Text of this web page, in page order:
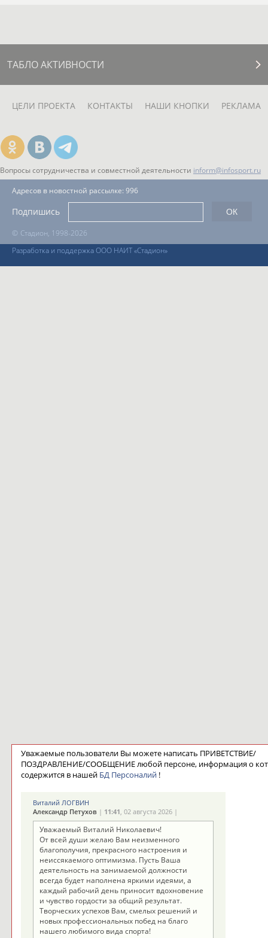
ТАБЛО АКТИВНОСТИ
ЦЕЛИ ПРОЕКТА КОНТАКТЫ НАШИ КНОПКИ РЕКЛАМА
Вопросы сотрудничества и совместной деятельности inform@infosport.ru
© Стадион, 1998-2026
Разработка и поддержка ООО НАИТ «Стадион»
Адресов в новостной рассылке: 996
Подпишись
Уважаемые пользователи Вы можете написать ПРИВЕТСТВИЕ/
ПОЗДРАВЛЕНИЕ/СООБЩЕНИЕ любой персоне, информация о
содержится в нашей БД Персоналий!
Виталий ЛОГВИН
Александр Петухов| 11:41, 02 августа 2026 |
Уважаемый Виталий Николаевич!
От всей души желаю Вам неизменного
благополучия, прекрасного настроения и
неиссякаемого оптимизма. Пусть Ваша
деятельность на занимаемой должности
всегда будет наполнена яркими идеями, а
каждый рабочий день приносит вдохновение
и чувство гордости за общий результат.
Творческих успехов Вам, смелых решений и
новых профессиональных побед на благо
нашего любимого вида спорта!